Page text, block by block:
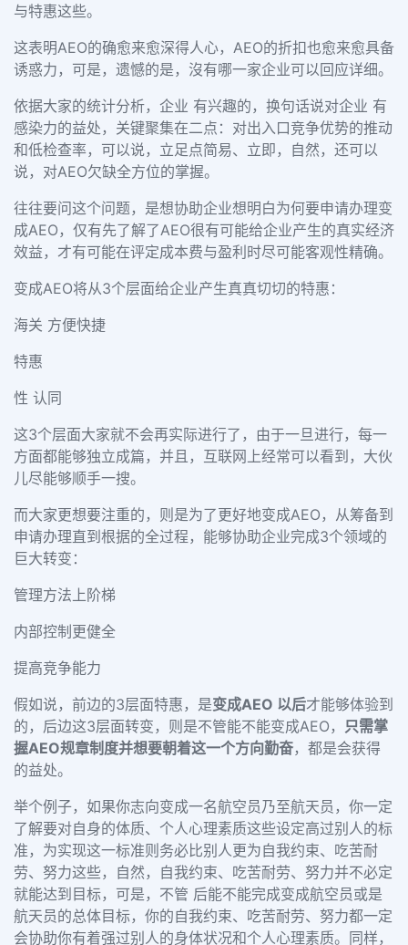
与特惠这些。
这表明AEO的确愈来愈深得人心， AEO的折扣也愈来愈具备
诱惑力，可是，遗憾的是，沒有哪一家企业可以回应详细。
依据大家的统计分析，企业 有兴趣的，换句话说对企业 有
感染力的益处，关键聚集在二点：对出入口竞争优势的推动
和低检查率，可以说，立足点简易、立即，自然，还可以
说，对AEO欠缺全方位的掌握。
往往要问这个问题，是想协助企业想明白为何要申请办理变
成AEO ，仅有先了解了AEO很有可能给企业产生的真实经济
效益，才有可能在评定成本费与盈利时尽可能客观性精确。
变成AEO将从3个层面给企业产生真真切切的特惠：
海关 方便快捷
特惠
性 认同
这3个层面大家就不会再实际进行了，由于一旦进行，每一
方面都能够独立成篇，并且，互联网上经常可以看到，大伙
儿尽能够顺手一搜。
而大家更想要注重的，则是为了更好地变成AEO ，从筹备到
申请办理直到根据的全过程，能够协助企业完成3个领域的
巨大转变：
管理方法上阶梯
内部控制更健全
提高竞争能力
假如说，前边的3层面特惠，是变成AEO 以后才能够体验到
的，后边这3层面转变，则是不管能不能变成AEO ， 只需掌
握AEO规章制度并想要朝着这一个方向勤奋，都是会获得
的益处。
举个例子，如果你志向变成一名航空员乃至航天员，你一定
了解要对自身的体质、个人心理素质这些设定高过别人的标
准，为实现这一标准则务必比别人更为自我约束、吃苦耐
劳、努力这些，自然，自我约束、吃苦耐劳、努力并不必定
就能达到目标，可是，不管 后能不能完成变成航空员或是
航天员的总体目标，你的自我约束、吃苦耐劳、努力都一定
会协助你有着强过别人的身体状况和个人心理素质。同样，